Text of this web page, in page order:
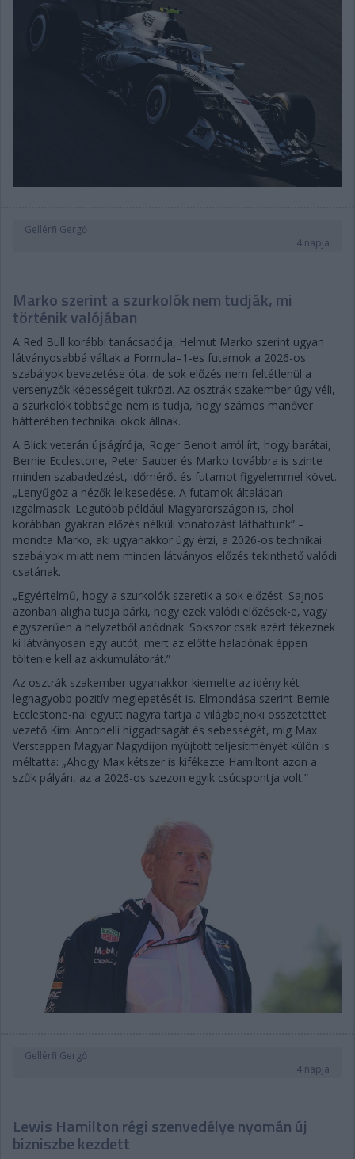
Gellérfi Gergő
4 napja
Marko szerint a szurkolók nem tudják, mi
történik valójában
A Red Bull korábbi tanácsadója, Helmut Marko szerint ugyan
látványosabbá váltak a Formula–1-es futamok a 2026-os
szabályok bevezetése óta, de sok előzés nem feltétlenül a
versenyzők képességeit tükrözi. Az osztrák szakember úgy véli,
a szurkolók többsége nem is tudja, hogy számos manőver
hátterében technikai okok állnak.
A Blick veterán újságírója, Roger Benoit arról írt, hogy barátai,
Bernie Ecclestone, Peter Sauber és Marko továbbra is szinte
minden szabadedzést, időmérőt és futamot figyelemmel követ.
„Lenyűgöz a nézők lelkesedése. A futamok általában
izgalmasak. Legutóbb például Magyarországon is, ahol
korábban gyakran előzés nélküli vonatozást láthattunk” –
mondta Marko, aki ugyanakkor úgy érzi, a 2026-os technikai
szabályok miatt nem minden látványos előzés tekinthető valódi
csatának.
„Egyértelmű, hogy a szurkolók szeretik a sok előzést. Sajnos
azonban aligha tudja bárki, hogy ezek valódi előzések-e, vagy
egyszerűen a helyzetből adódnak. Sokszor csak azért fékeznek
ki látványosan egy autót, mert az előtte haladónak éppen
töltenie kell az akkumulátorát.”
Az osztrák szakember ugyanakkor kiemelte az idény két
legnagyobb pozitív meglepetését is. Elmondása szerint Bernie
Ecclestone-nal együtt nagyra tartja a világbajnoki összetettet
vezető Kimi Antonelli higgadtságát és sebességét, míg Max
Verstappen Magyar Nagydíjon nyújtott teljesítményét külön is
méltatta: „Ahogy Max kétszer is kifékezte Hamiltont azon a
szűk pályán, az a 2026-os szezon egyik csúcspontja volt.”
Gellérfi Gergő
4 napja
Lewis Hamilton régi szenvedélye nyomán új
bizniszbe kezdett